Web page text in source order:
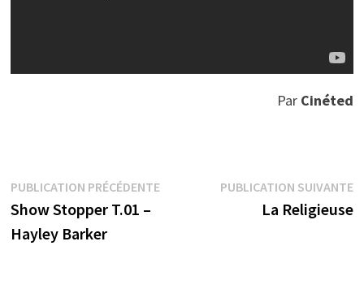
Par Cinéted
Navigation
de
l’article
PUBLICATION PRÉCÉDENTEPublication
Show Stopper T.01 –
Hayley Barker
PUBLICATION SUIVANTE
La Religieuse